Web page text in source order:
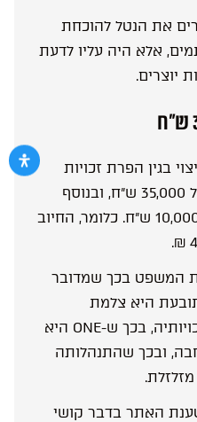
את הנטל להוכחת
אלא היה עליו לדעת
יוצרים.
בגין הפרת זכויות
היוצרים והזכות המוסרית על 35,000 ש”ח, ובנוסף
נפסקו הוצאות משפט בסך 10,000 ש”ח. כלומר, החיוב
המשפט בכך שמדובר
היא צלמת
שפרנסתה נפגעת מהפרת זכויותיה, בכך ש-ONE היא
ובכך שהתנהלותה
מזלזלת.
האתר בדבר קושי